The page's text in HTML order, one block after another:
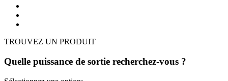
TROUVEZ UN PRODUIT
Quelle puissance de sortie recherchez-vous ?